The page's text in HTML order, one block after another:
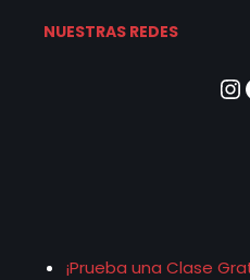
NUESTRAS REDES
¡Prueba una Clase